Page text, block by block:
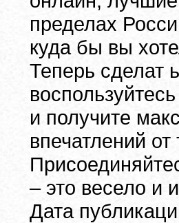
пределах
куда бы вы
Теперь сделат
и получите
впечатлений от
– это весело и
Дата